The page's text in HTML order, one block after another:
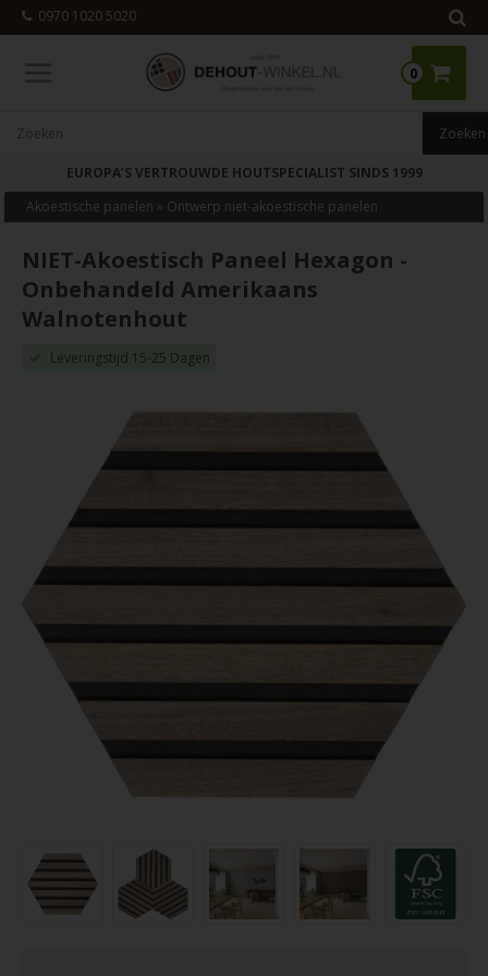
0970 1020 5020
0
EUROPA’S VERTROUWDE HOUTSPECIALIST SINDS 1999
Akoestische panelen » Ontwerp niet-akoestische panelen
NIET-Akoestisch Paneel Hexagon -
Onbehandeld Amerikaans
Walnotenhout
Leveringstijd 15-25 Dagen